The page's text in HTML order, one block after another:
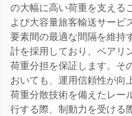
の大幅に高い荷重を支える
よび大容量旅客輸送サービ
要素間の最適な間隔を維持
計を採用しており、ベアリ
荷重分担を保証します。そ
おいても、運用信頼性が向
荷重分散技術を備えたレー
行する際、制動力を受ける